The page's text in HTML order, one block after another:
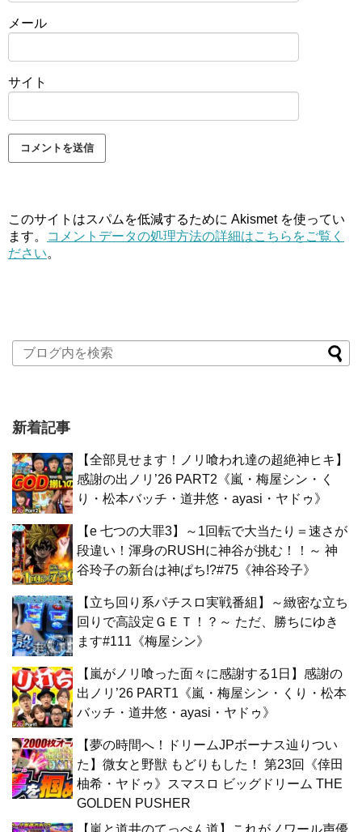
メール
サイト
このサイトはスパムを低減するために Akismet を使ってい
ます。
コメントデータの処理方法の詳細はこちらをご覧く
ださい。
新着記事
【全部見せます！ノリ喰われ達の超絶神ヒキ】
感謝の出ノリ’26 PART2《嵐・梅屋シン・く
り・松本バッチ・道井悠・ayasi・ヤドゥ》
【e 七つの大罪3】～1回転で大当たり＝速さが
段違い！渾身のRUSHに神谷が挑む！！～ 神
谷玲子の新台は神ぱち!?#75《神谷玲子》
【立ち回り系パチスロ実戦番組】～緻密な立ち
回りで高設定ＧＥＴ！？～ ただ、勝ちにゆき
ます#111《梅屋シン》
【嵐がノリ喰った面々に感謝する1日】感謝の
出ノリ’26 PART1《嵐・梅屋シン・くり・松本
バッチ・道井悠・ayasi・ヤドゥ》
【夢の時間へ！ドリームJPボーナス辿りつい
た】微女と野獣 もどりもした！ 第23回《倖田
柚希・ヤドゥ》スマスロ ビッグドリーム THE
GOLDEN PUSHER